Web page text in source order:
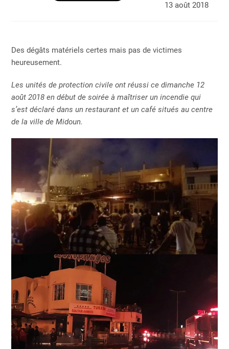
13 août 2018
Des dégâts matériels certes mais pas de victimes
heureusement.
Les unités de protection civile ont réussi ce dimanche 12
août 2018 en début de soirée à maîtriser un incendie qui
s’est déclaré dans un restaurant et un café situés au centre
de la ville de Midoun.